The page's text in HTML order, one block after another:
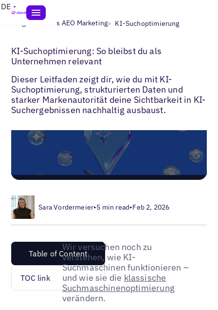
DE
Blogs> Lokales AEO Marketing> KI-Suchoptimierung
KI-Suchoptimierung: So bleibst du als
Unternehmen relevant
Dieser Leitfaden zeigt dir, wie du mit KI-
Suchoptimierung, strukturierten Daten und
starker Markenautorität deine Sichtbarkeit in KI-
Suchergebnissen nachhaltig ausbaust.
Sara Vordermeier•5 min read•Feb 2, 2026
Table of Content
TOC link
Wir versuchen noch zu
verstehen, wie KI-
Suchmaschinen funktionieren –
und wie sie die klassische
Suchmaschinenoptimierung
verändern.